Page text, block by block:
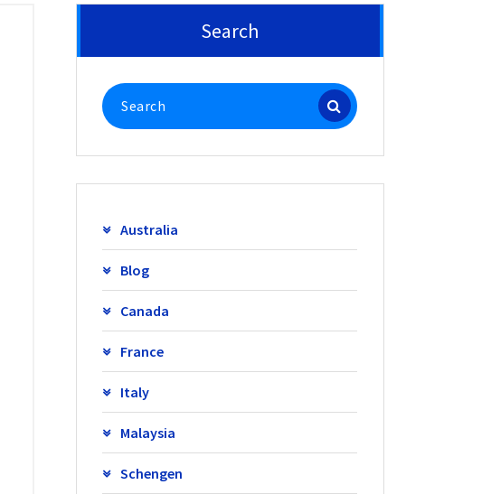
Search
Search
for:
Australia
Blog
Canada
France
Italy
Malaysia
Schengen